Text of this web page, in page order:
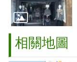
相關地圖